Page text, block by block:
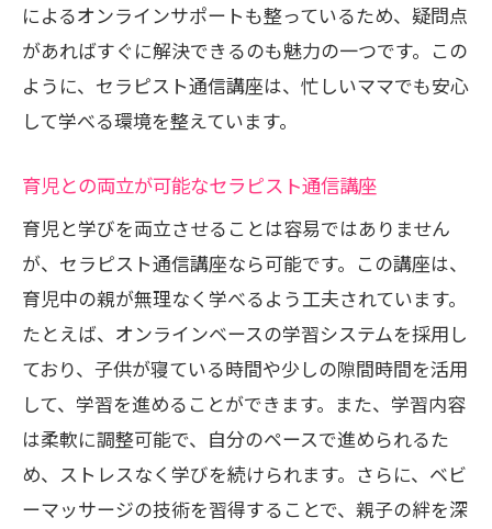
によるオンラインサポートも整っているため、疑問点
があればすぐに解決できるのも魅力の一つです。この
ように、セラピスト通信講座は、忙しいママでも安心
して学べる環境を整えています。
育児との両立が可能なセラピスト通信講座
育児と学びを両立させることは容易ではありません
が、セラピスト通信講座なら可能です。この講座は、
育児中の親が無理なく学べるよう工夫されています。
たとえば、オンラインベースの学習システムを採用し
ており、子供が寝ている時間や少しの隙間時間を活用
して、学習を進めることができます。また、学習内容
は柔軟に調整可能で、自分のペースで進められるた
め、ストレスなく学びを続けられます。さらに、ベビ
ーマッサージの技術を習得することで、親子の絆を深